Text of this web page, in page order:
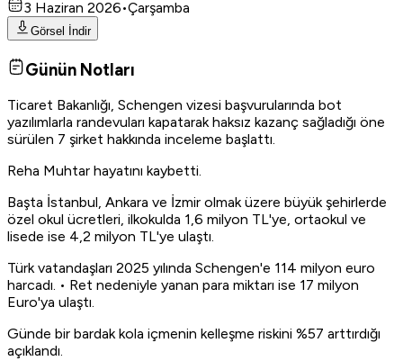
3 Haziran 2026•Çarşamba
Görsel İndir
Günün Notları
Ticaret Bakanlığı, Schengen vizesi başvurularında bot
yazılımlarla randevuları kapatarak haksız kazanç sağladığı öne
sürülen 7 şirket hakkında inceleme başlattı.
Reha Muhtar hayatını kaybetti.
Başta İstanbul, Ankara ve İzmir olmak üzere büyük şehirlerde
özel okul ücretleri, ilkokulda 1,6 milyon TL'ye, ortaokul ve
lisede ise 4,2 milyon TL'ye ulaştı.
Türk vatandaşları 2025 yılında Schengen'e 114 milyon euro
harcadı. • Ret nedeniyle yanan para miktarı ise 17 milyon
Euro'ya ulaştı.
Günde bir bardak kola içmenin kelleşme riskini %57 arttırdığı
açıklandı.